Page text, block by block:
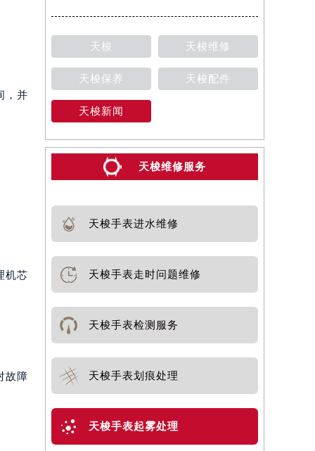
，并
机芯
故障
天梭 天梭维修
天梭保养 天梭配件
天梭新闻
天梭维修服务
天梭手表进水维修
天梭手表走时问题维修
天梭手表检测服务
天梭手表划痕处理
天梭手表起雾处理